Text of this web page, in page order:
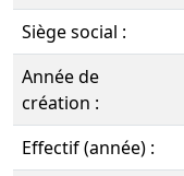
Siège social :
Année de
création :
Effectif (année) :